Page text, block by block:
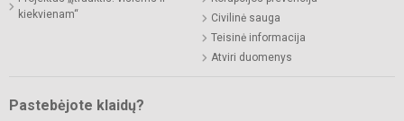
kiekvienam“
Civilinė sauga
Teisinė informacija
Atviri duomenys
Pastebėjote klaidų?